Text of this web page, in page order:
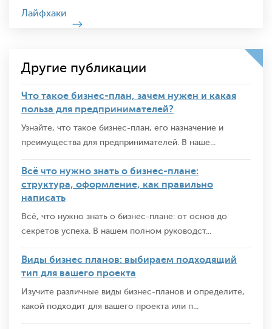
Лайфхаки
Другие публикации
Что такое бизнес-план, зачем нужен и какая
польза для предпринимателей?
Узнайте, что такое бизнес-план, его назначение и
преимущества для предпринимателей. В наше...
Всё что нужно знать о бизнес-плане:
структура, оформление, как правильно
написать
Всё, что нужно знать о бизнес-плане: от основ до
секретов успеха. В нашем полном руководст...
Виды бизнес планов: выбираем подходящий
тип для вашего проекта
Изучите различные виды бизнес-планов и определите,
какой подходит для вашего проекта или п...